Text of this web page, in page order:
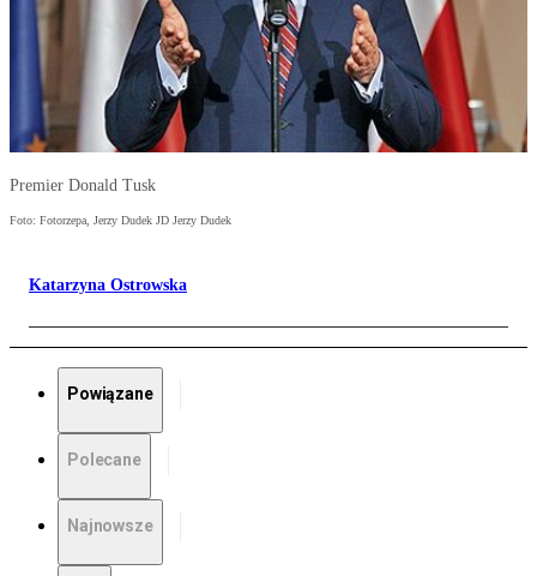
Premier Donald Tusk
Foto: Fotorzepa, Jerzy Dudek JD Jerzy Dudek
Katarzyna Ostrowska
Powiązane
Polecane
Najnowsze